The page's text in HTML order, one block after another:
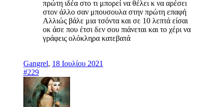
πρώτη ιδέα στο τι μπορεί να θέλει κ να αρέσει
στον άλλο σαν μπουσουλα στην πρώτη επαφή
Αλλιώς βάλε μια τσόντα και σε 10 λεπτά είσαι
οκ άσε που έτσι δεν σου πιάνεται και το χέρι να
γράφεις ολόκληρα κατεβατά
Gangrel, 18 Ιουλίου 2021
#229